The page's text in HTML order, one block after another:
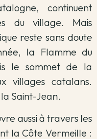
continuent
du village. Mais
reste sans doute
la Flamme du
le sommet de la
villages catalans.
Saint-Jean.
aussi à travers les
la Côte Vermeille :